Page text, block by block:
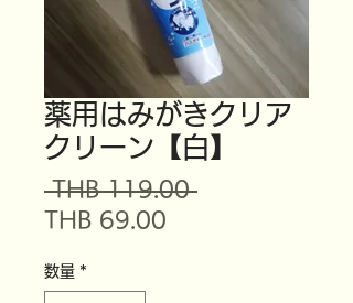
薬用はみがきクリア
クリーン【白】
THB 119.00 通
THB 69.00
数量 *